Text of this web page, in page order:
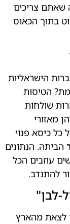
שאתם צריכים
בתוך הכאוס
הישראליות
הטיסות
שולחות
מאזורי
כיסא פנוי
הביתה. הנתונים
עוזבים הכל
להתנדב.
לצאת מהארץ